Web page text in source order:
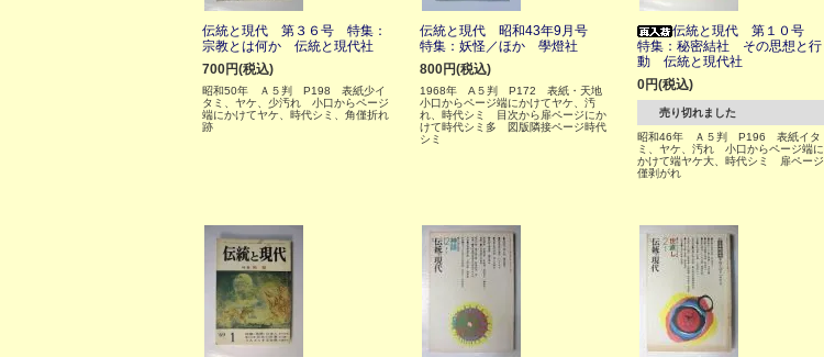
伝統と現代 第３６号 特集：
宗教とは何か 伝統と現代社
700円(税込)
昭和50年 Ａ５判 P198 表紙少イ
タミ、ヤケ、少汚れ 小口からページ
端にかけてヤケ、時代シミ、角僅折れ
跡
伝統と現代 昭和43年9月号
特集：妖怪／ほか 學燈社
800円(税込)
1968年 A５判 P172 表紙・天地
小口からページ端にかけてヤケ、汚
れ、時代シミ 目次から扉ページにか
けて時代シミ多 図版隣接ページ時代
シミ
伝統と現代 第１０号
特集：秘密結社 その思想と行
動 伝統と現代社
0円(税込)
売り切れました
昭和46年 Ａ５判 P196 表紙イタ
ミ、ヤケ、汚れ 小口からページ端に
かけて端ヤケ大、時代シミ 扉ページ
僅剥がれ